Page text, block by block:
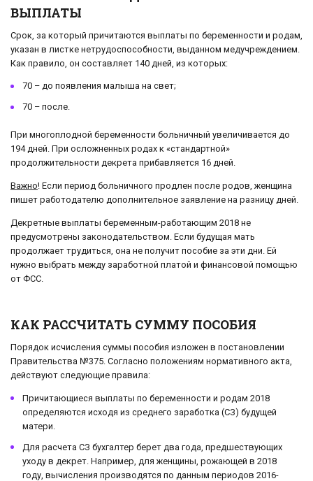
ВЫПЛАТЫ
Срок, за который причитаются выплаты по беременности и родам,
указан в листке нетрудоспособности, выданном медучреждением.
Как правило, он составляет 140 дней, из которых:
70 – до появления малыша на свет;
70 – после.
При многоплодной беременности больничный увеличивается до
194 дней. При осложненных родах к «стандартной»
продолжительности декрета прибавляется 16 дней.
Важно! Если период больничного продлен после родов, женщина
пишет работодателю дополнительное заявление на разницу дней.
Декретные выплаты беременным-работающим 2018 не
предусмотрены законодательством. Если будущая мать
продолжает трудиться, она не получит пособие за эти дни. Ей
нужно выбрать между заработной платой и финансовой помощью
от ФСС.
КАК РАССЧИТАТЬ СУММУ ПОСОБИЯ
Порядок исчисления суммы пособия изложен в постановлении
Правительства №375. Согласно положениям нормативного акта,
действуют следующие правила:
Причитающиеся выплаты по беременности и родам 2018
определяются исходя из среднего заработка (СЗ) будущей
матери.
Для расчета СЗ бухгалтер берет два года, предшествующих
уходу в декрет. Например, для женщины, рожающей в 2018
году, вычисления производятся по данным периодов 2016-